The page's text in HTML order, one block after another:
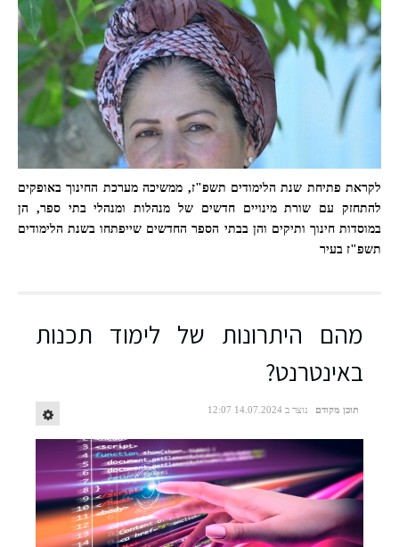
לקראת פתיחת שנת הלימודים תשפ"ז, ממשיכה מערכת החינוך באופקים
להתחזק עם שורת מינויים חדשים של מנהלות ומנהלי בתי ספר, הן
במוסדות חינוך ותיקים והן בבתי הספר החדשים שייפתחו בשנת הלימודים
תשפ"ז בעיר
מהם היתרונות של לימוד תכנות
באינטרנט?
תוכן מקודם נוצר ב 14.07.2024 12:07